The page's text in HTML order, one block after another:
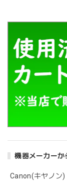
機器メーカーか
Canon(キヤノン)